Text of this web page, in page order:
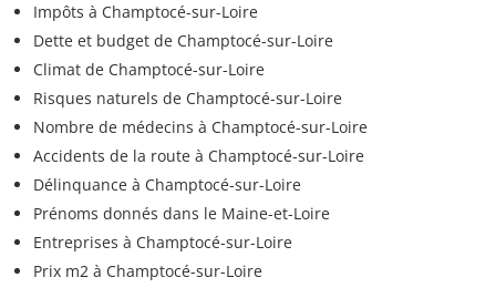
Impôts à Champtocé-sur-Loire
Dette et budget de Champtocé-sur-Loire
Climat de Champtocé-sur-Loire
Risques naturels de Champtocé-sur-Loire
Nombre de médecins à Champtocé-sur-Loire
Accidents de la route à Champtocé-sur-Loire
Délinquance à Champtocé-sur-Loire
Prénoms donnés dans le Maine-et-Loire
Entreprises à Champtocé-sur-Loire
Prix m2 à Champtocé-sur-Loire